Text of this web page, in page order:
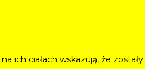
ich ciałach wskazują, że